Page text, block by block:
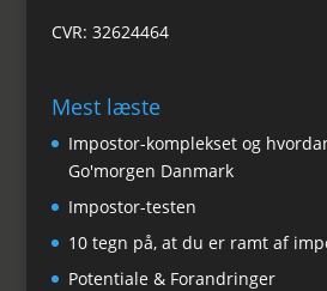
CVR: 32624464
Mest læste
Impostor-komplekset og
Go'morgen Danmark
Impostor-testen
10 tegn på, at du er ramt af
Potentiale & Forandringer